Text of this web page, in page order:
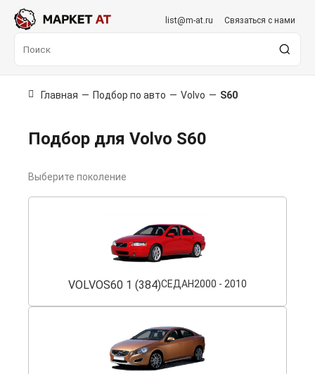
list@m-at.ru Связаться с нами
Главная — Подбор по авто — Volvo — S60
Подбор для Volvo S60
Выберите поколение
VOLVOS60 1 (384)СЕДАН2000 - 2010